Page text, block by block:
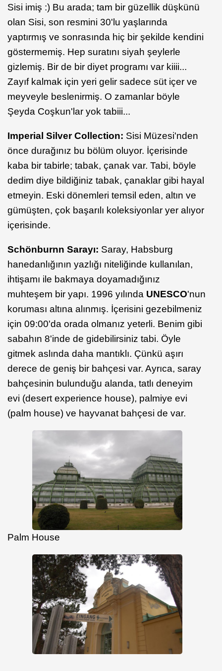
Sisi imiş :) Bu arada; tam bir güzellik düşkünü
olan Sisi, son resmini 30'lu yaşlarında
yaptırmış ve sonrasında hiç bir şekilde kendini
göstermemiş. Hep suratını siyah şeylerle
gizlemiş. Bir de bir diyet programı var kiiii...
Zayıf kalmak için yeri gelir sadece süt içer ve
meyveyle beslenirmiş. O zamanlar böyle
Şeyda Coşkun'lar yok tabiii...
Imperial Silver Collection: Sisi Müzesi'nden
önce durağınız bu bölüm oluyor. İçerisinde
kaba bir tabirle; tabak, çanak var. Tabi, böyle
dedim diye bildiğiniz tabak, çanaklar gibi hayal
etmeyin. Eski dönemleri temsil eden, altın ve
gümüşten, çok başarılı koleksiyonlar yer alıyor
içerisinde.
Schönburnn Sarayı: Saray, Habsburg
hanedanlığının yazlığı niteliğinde kullanılan,
ihtişamı ile bakmaya doyamadığınız
muhteşem bir yapı. 1996 yılında UNESCO'nun
koruması altına alınmış. İçerisini gezebilmeniz
için 09:00'da orada olmanız yeterli. Benim gibi
sabahın 8'inde de gidebilirsiniz tabi. Öyle
gitmek aslında daha mantıklı. Çünkü aşırı
derece de geniş bir bahçesi var. Ayrıca, saray
bahçesinin bulunduğu alanda, tatlı deneyim
evi (desert experience house), palmiye evi
(palm house) ve hayvanat bahçesi de var.
Palm House